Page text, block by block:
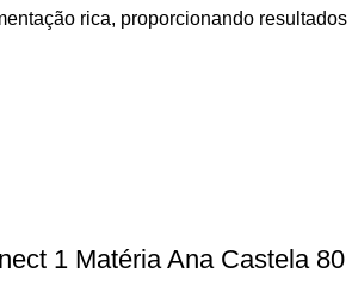
rica, proporcionando
1 Matéria Ana Castela 80